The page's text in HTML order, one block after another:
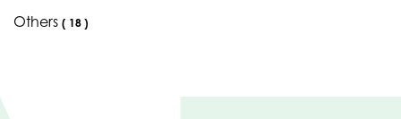
Others ( 18 )